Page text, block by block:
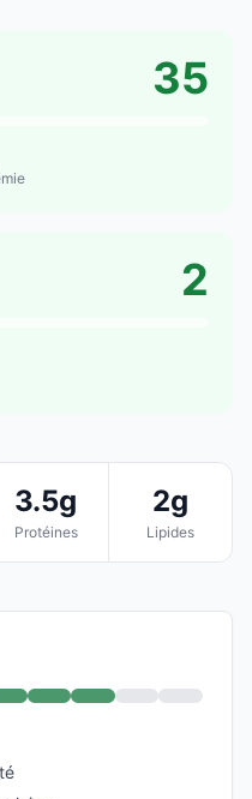
35
2
3.5g
Protéines
2g
Lipides